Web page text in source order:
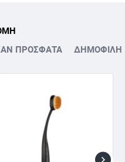
ΠΡΟΣΦΑΤΑ ΔΗΜΟΦΙΛΗ